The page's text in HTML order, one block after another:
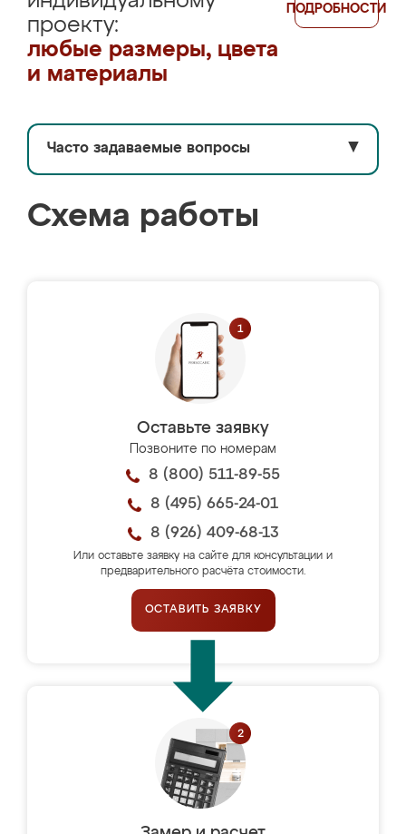
проекту:
любые размеры, цвета
и материалы
ПОДРОБНОСТИ
Часто задаваемые вопросы ▼
Схема работы
Оставьте заявку
Позвоните по номерам
8 (800) 511-89-55
8 (495) 665-24-01
8 (926) 409-68-13
Или оставьте заявку на сайте для консультации и
предварительного расчёта стоимости.
ОСТАВИТЬ ЗАЯВКУ